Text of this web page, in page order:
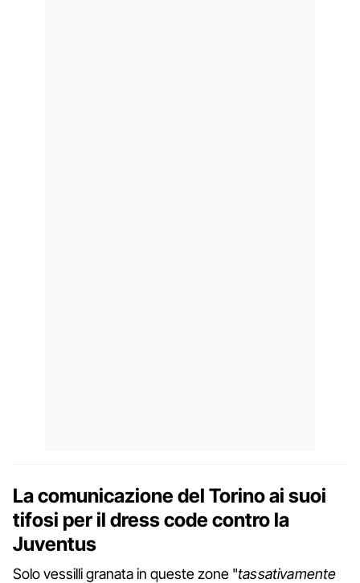
La comunicazione del Torino ai suoi
tifosi per il dress code contro la
Juventus
Solo vessilli granata in queste zone "tassativamente